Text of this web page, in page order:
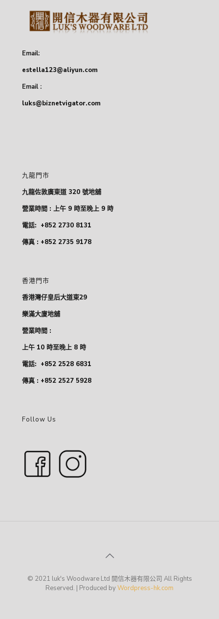
Email:
estella123@aliyun.com
Email :
luks@biznetvigator.com
九龍門市
九龍佐敦廣東道 320 號地舖
營業時間 : 上午 9 時至晚上 9 時
電話: +852 2730 8131
傳真 : +852 2735 9178
香港門市
香港灣仔皇后大道東29
樂滿大廈地舖
營業時間 :
上午 10 時至晚上 8 時
電話: +852 2528 6831
傳真 : +852 2527 5928
Follow Us
© 2021 luk's Woodware Ltd 開信木器有限公司 All Rights
Reserved. | Produced byWordpress-hk.com